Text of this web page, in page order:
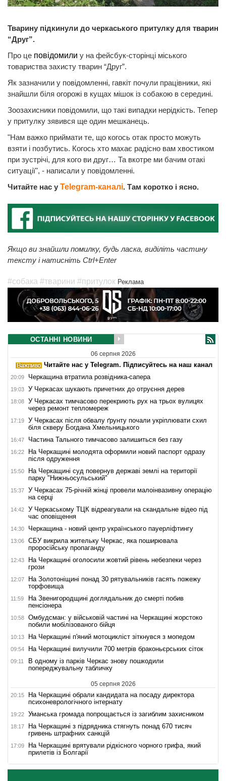
Тварину підкинули до черкаського притулку для тварин
“Друг”.
Про це повідомили у на фейсбук-сторінці міського
товариства захисту тварин “Друг”.
Як зазначили у повідомленні, гавкіт почули працівники, які
знайшли біля огорожі в кущах мішок із собакою в середині.
Зоозахисники повідомили, що такі випадки нерідкість. Тепер
у притулку зявився ще один мешканець.
"Нам важко приймати те, що когось отак просто можуть
взяти і позбутись. Когось хто махає радісно вам хвостиком
при зустрічі, для кого ви друг… Та вкотре ми бачим отакі
ситуації", - написали у повідомленні.
Читайте нас у Telegram-каналі. Там коротко і ясно.
Якщо ви знайшли помилку, будь ласка, виділіть частину
тексту і натисніть Ctrl+Enter
#собака #тварини #притулок Реклама
ОСТАННІ НОВИНИ
06 серпня 2026
Читайте нас у Telegram. Підписуйтесь на наш канал
20:09 Черкащина втратила розвідника-сапера
19:03 У Черкасах шукають причетних до отруєння дерев
18:08
У Черкасах тимчасово перекриють рух на трьох вулицях
через ремонт тепломереж
17:19
У Черкасах після обвалу ґрунту почали укріплювати схил
біля скверу Богдана Хмельницького
16:47 Частина Тального тимчасово залишиться без газу
16:22
На Черкащині молодята оформили новий паспорт одразу
після одруження
15:50
На Черкащині суд повернув державі землі на території
парку "Нижньосульський"
15:37
У Черкасах 75-річній жінці провели малоінвазивну операцію
на серці
14:42
У Черкаському ТЦК відреагували на скандальне відео під
час оповіщення
14:30 Черкащина - новий центр українського пауерліфтингу
13:06
СБУ викрила жительку Черкас, яка поширювала
проросійську пропаганду
12:43
На Черкащині оголосили жовтий рівень небезпеки через
грози
12:07
На Золотоніщині понад 30 рятувальників гасять пожежу
торфовища
11:59
На Звенигородщині доглядальник до смерті побив
пенсіонера
10:58
Омбудсман: у військовій частині на Черкащині жорстоко
побили мобілізованого бійця
10:13 На Черкащині п'яний мотоцикліст зіткнувся з мопедом
09:54 На Черкащині вилучили 700 метрів браконьєрських сіток
09:11
В одному із парків Черкас знову пошкодили
попереджувальну табличку
05 серпня 2026
20:15
На Черкащині обрали кандидата на посаду директора
психоневрологічного інтернату
19:22 Уманська громада попрощається із загиблим захисником
18:17
На Черкащині з підрядника стягнуть понад 670 тисяч
гривень штрафних санкцій
17:09
На Черкащині врятували рідкісного чорного грифа, який
прилетів із Болгарії